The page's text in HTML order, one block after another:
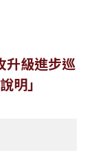
升級進步巡
明」